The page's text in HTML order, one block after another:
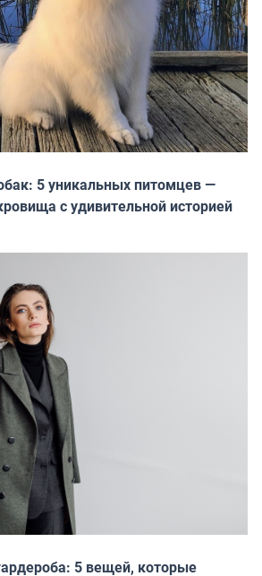
5 уникальных питомцев —
с удивительной историей
5 вещей, которые